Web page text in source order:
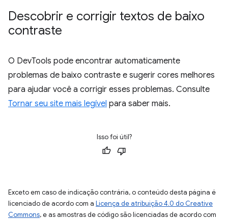
Descobrir e corrigir textos de baixo
contraste
O DevTools pode encontrar automaticamente
problemas de baixo contraste e sugerir cores melhores
para ajudar você a corrigir esses problemas. Consulte
Tornar seu site mais legível para saber mais.
Isso foi útil?
Exceto em caso de indicação contrária, o conteúdo desta página é
licenciado de acordo com a Licença de atribuição 4.0 do Creative
Commons, e as amostras de código são licenciadas de acordo com